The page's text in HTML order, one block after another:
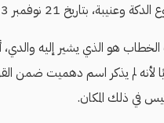
بتاريخ 21 نوفمبر 1953.
هو الذي يشير إليه والدي،
لأنه لم يذكر اسم دهميت ضمن
في ذلك المكان.